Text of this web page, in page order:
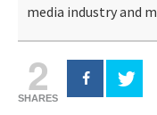
media industry and
2
SHARES